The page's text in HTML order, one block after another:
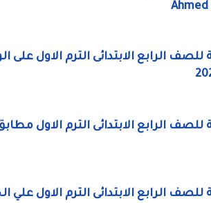
الرابع الابتدائى الترم الاول
للصف الرابع الابتدائى الترم الاول
الرابع الابتدائى الترم الاول